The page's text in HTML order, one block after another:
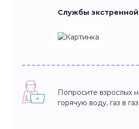
Службы
Попросите взрослых
горячую воду, газ в